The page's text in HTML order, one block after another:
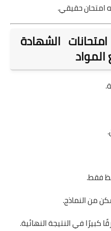
امتحان حقيقي.
الشهادة
فقط.
من النماذج.
في النتيجة النهائية.